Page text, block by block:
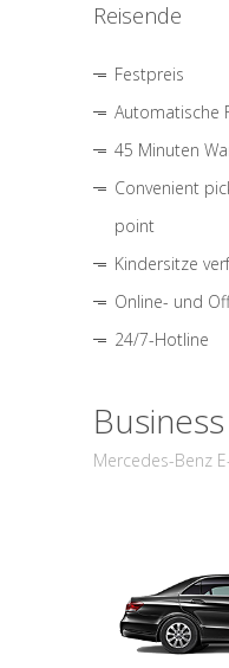
Reisende
Festpreis
Automatische
45 Minuten
Convenient
point
Kindersitze
Online- und
24/7-Hotline
Mercedes-Benz